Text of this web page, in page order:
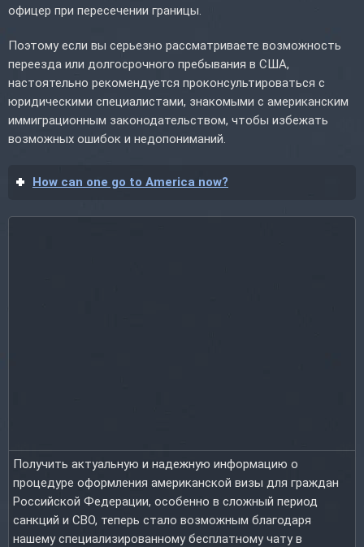
офицер при пересечении границы.
Поэтому если вы серьезно рассматриваете возможность
переезда или долгосрочного пребывания в США,
настоятельно рекомендуется проконсультироваться с
юридическими специалистами, знакомыми с американским
иммиграционным законодательством, чтобы избежать
возможных ошибок и недопониманий.
How can one go to America now?
Получить актуальную и надежную информацию о
процедуре оформления американской визы для граждан
Российской Федерации, особенно в сложный период
санкций и СВО, теперь стало возможным благодаря
нашему специализированному бесплатному чату в